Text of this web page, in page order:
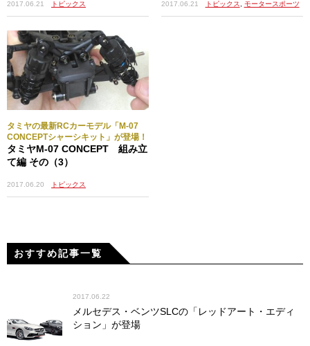
スピードコントローラー＆受信機の
取り付け
受信機から取り外したスピードコントローラーのコード
を、シャーシ底面のスリットをくぐらせて左側から右側へ
と通す。このとき、先ほど仮止め状態にしておいたステア
リングサーボを少し持ち上げるようにするとコードを通し
シャーシ左側のフラットな場所まで持っていったら、カッ
シャーシ右側へと通したスピードコントローラーとステア
リングサーボのコードを、その先端にあるコネクターの位
ンドで束ねる。ナイロンバンドの余分な部分はニッパーで
キレイにカットしておこう。
2017.06.21 トピックス 2017.06.21 トピックス モータースポーツ
タミヤの最新RCカーモデル「M-07
CONCEPTシャーシキット」が登場！
タミヤM-07 CONCEPT 組み立
て編 その（3）
2017.06.20 トピックス
おすすめ記事一覧
2017.06.22
メルセデス・ベンツSLCの「レッドアート・エディ
ション」が登場